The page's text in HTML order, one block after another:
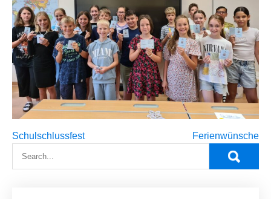
Beitragsnavigation
Schulschlussfest Ferienwünsche